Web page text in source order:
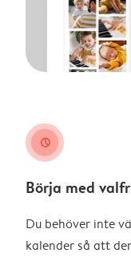
clock
Börja med
Du behöver inte
kalender så att